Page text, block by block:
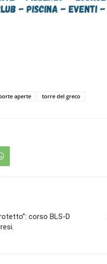
aperte torre del greco
corso BLS-D